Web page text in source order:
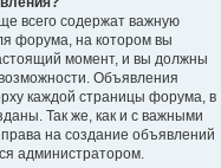
всего содержат важную
форума, на котором вы
момент, и вы должны
Объявления
каждой страницы форума, в
Так же, как и с важными
на создание объявлений
администратором.